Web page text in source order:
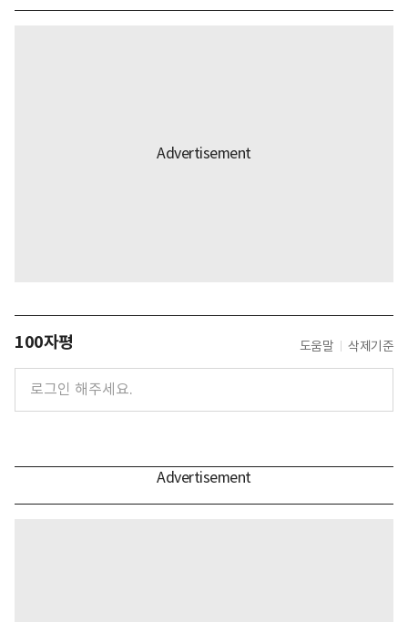
100자평 도움말 삭제기준